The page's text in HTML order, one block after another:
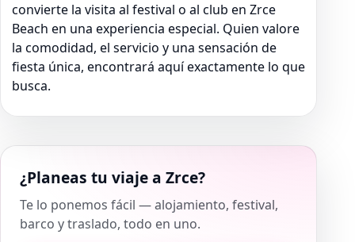
convierte la visita al festival o al club en Zrce
Beach en una experiencia especial. Quien valore
la comodidad, el servicio y una sensación de
fiesta única, encontrará aquí exactamente lo que
busca.
¿Planeas tu viaje a Zrce?
Te lo ponemos fácil — alojamiento, festival,
barco y traslado, todo en uno.